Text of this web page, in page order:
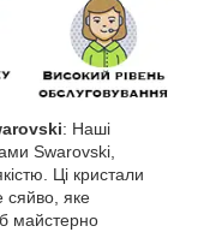
: Наші
Swarovski,
Ці кристали
сяйво, яке
майстерно